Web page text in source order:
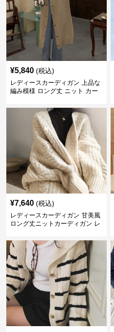
¥5,840 (税込)
レディースカーディガン 上品な
編み模様 ロング丈 ニット カー
¥7,640 (税込)
レディースカーディガン 甘美風
ロング丈ニットカーディガン レ